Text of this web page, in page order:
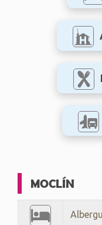
MOCLÍN